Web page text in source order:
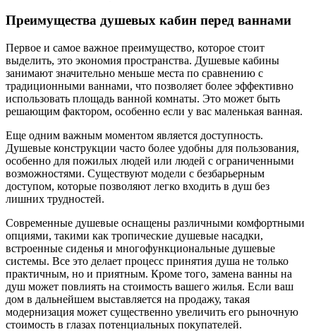
Преимущества душевых кабин перед ваннами
Первое и самое важное преимущество, которое стоит
выделить, это экономия пространства. Душевые кабины
занимают значительно меньше места по сравнению с
традиционными ваннами, что позволяет более эффективно
использовать площадь ванной комнаты. Это может быть
решающим фактором, особенно если у вас маленькая ванная.
Еще одним важным моментом является доступность.
Душевые конструкции часто более удобны для пользования,
особенно для пожилых людей или людей с ограниченными
возможностями. Существуют модели с безбарьерным
доступом, которые позволяют легко входить в душ без
лишних трудностей.
Современные душевые оснащены различными комфортными
опциями, такими как тропические душевые насадки,
встроенные сиденья и многофункциональные душевые
системы. Все это делает процесс принятия душа не только
практичным, но и приятным. Кроме того, замена ванны на
душ может повлиять на стоимость вашего жилья. Если ваш
дом в дальнейшем выставляется на продажу, такая
модернизация может существенно увеличить его рыночную
стоимость в глазах потенциальных покупателей.